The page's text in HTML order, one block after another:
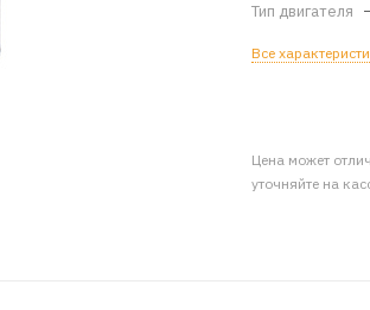
Тип двигателя
Все
Цена может
уточняйте на